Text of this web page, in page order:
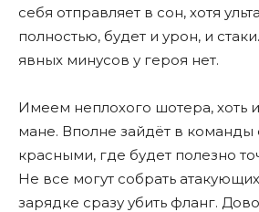
себя отправляет в сон, хотя
полностью, будет и урон, и
явных минусов у героя нет.
Имеем неплохого шотера, хоть
мане. Вполне зайдëт в команды
красными, где будет полезно
Не все могут собрать
зарядке сразу убить фланг.